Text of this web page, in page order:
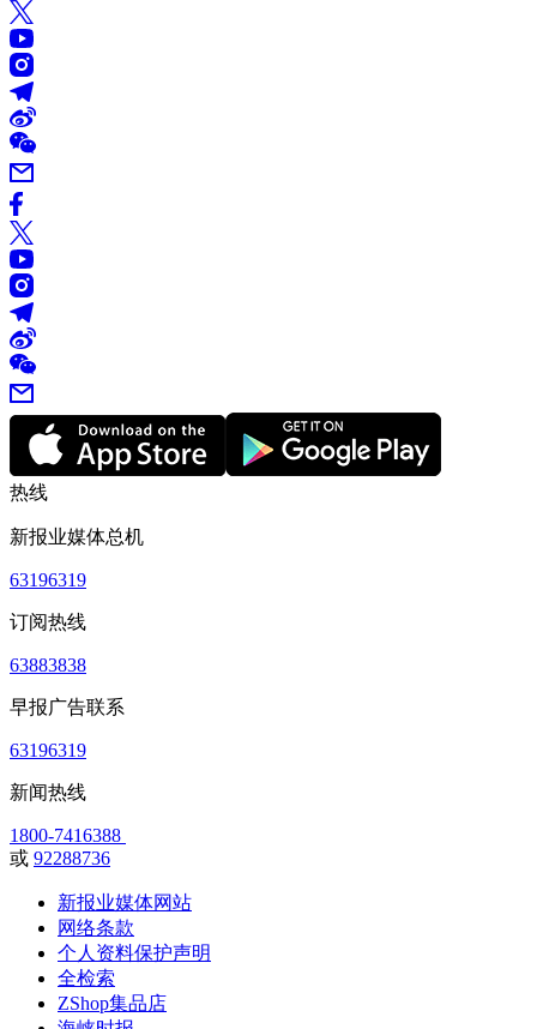
热线
新报业媒体总机
63196319
订阅热线
63883838
早报广告联系
63196319
新闻热线
1800-7416388
或 92288736
新报业媒体网站
网络条款
个人资料保护声明
全检索
ZShop集品店